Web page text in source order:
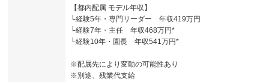
【都内配属 モデル年収】
└経験5年・専門リーダー 年収419万円
└経験7年・主任 年収468万円*
└経験10年・園長 年収541万円*
※配属先により変動の可能性あり
※別途、残業代支給